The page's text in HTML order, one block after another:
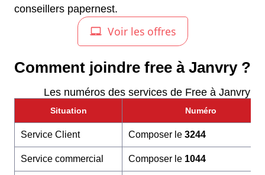
conseillers papernest.
Comment joindre free à Janvry ?
Les numéros des services de Free à Janvry
Situation Numéro
Service Client Composer le 3244
Service commercial Composer le 1044